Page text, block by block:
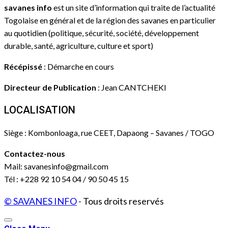
savanes info est un site d’information qui traite de l’actualité
Togolaise en général et de la région des savanes en particulier
au quotidien (politique, sécurité, société, développement
durable, santé, agriculture, culture et sport)
Récépissé : Démarche en cours
Directeur de Publication : Jean CANTCHEKI
LOCALISATION
Siège : Kombonloaga, rue CEET, Dapaong – Savanes / TOGO
Contactez-nous
Mail: savanesinfo@gmail.com
Tél : +228 92 10 54 04 / 90 50 45 15
© SAVANES INFO- Tous droits reservés